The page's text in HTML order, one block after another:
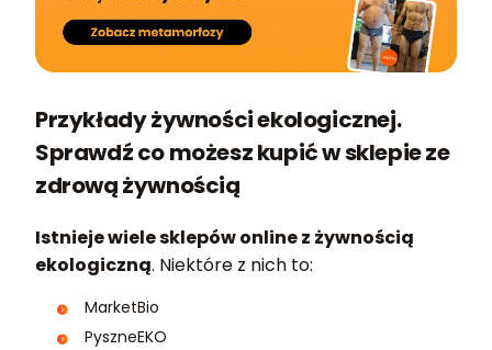
Przykłady żywności ekologicznej.
Sprawdź co możesz kupić w sklepie ze
zdrową żywnością
Istnieje wiele sklepów online z żywnością
ekologiczną. Niektóre z nich to:
MarketBio
PyszneEKO